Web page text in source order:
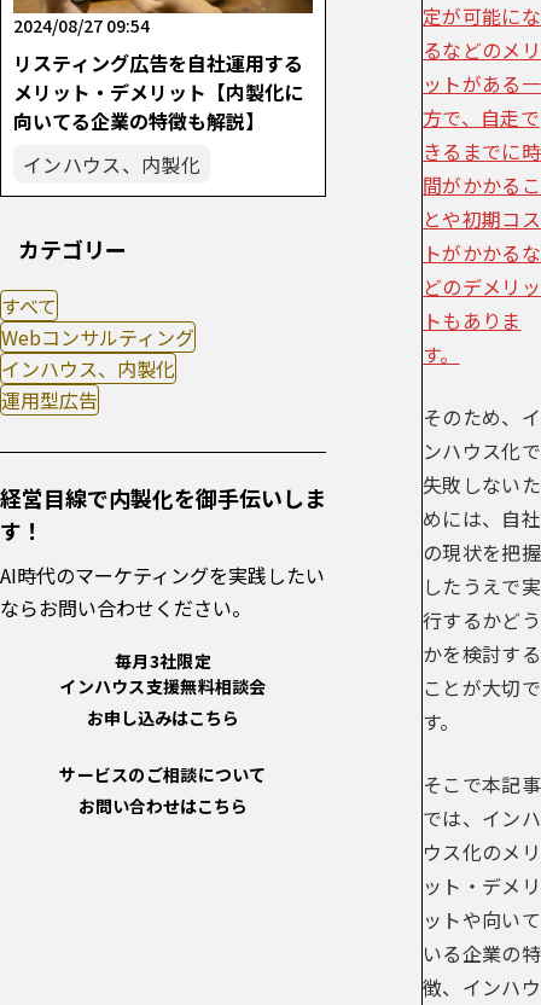
定が可能にな
るなどのメリ
ットがある一
方で、自走で
きるまでに時
間がかかるこ
とや初期コス
トがかかるな
どのデメリッ
トもありま
す。
そのため、イ
ンハウス化で
失敗しないた
めには、自社
の現状を把握
したうえで実
行するかどう
かを検討する
ことが大切で
す。
そこで本記事
では、インハ
ウス化のメリ
ット・デメリ
ットや向いて
いる企業の特
徴、インハウ
2024/08/27 09:54
リスティング広告を自社運用する
メリット・デメリット【内製化に
向いてる企業の特徴も解説】
インハウス、内製化
カテゴリー
すべて
Webコンサルティング
インハウス、内製化
運用型広告
経営目線で内製化を御手伝いしま
す！
AI時代のマーケティングを実践したい
ならお問い合わせください。
毎月3社限定
インハウス支援無料相談会
お申し込みはこちら
サービスのご相談について
お問い合わせはこちら